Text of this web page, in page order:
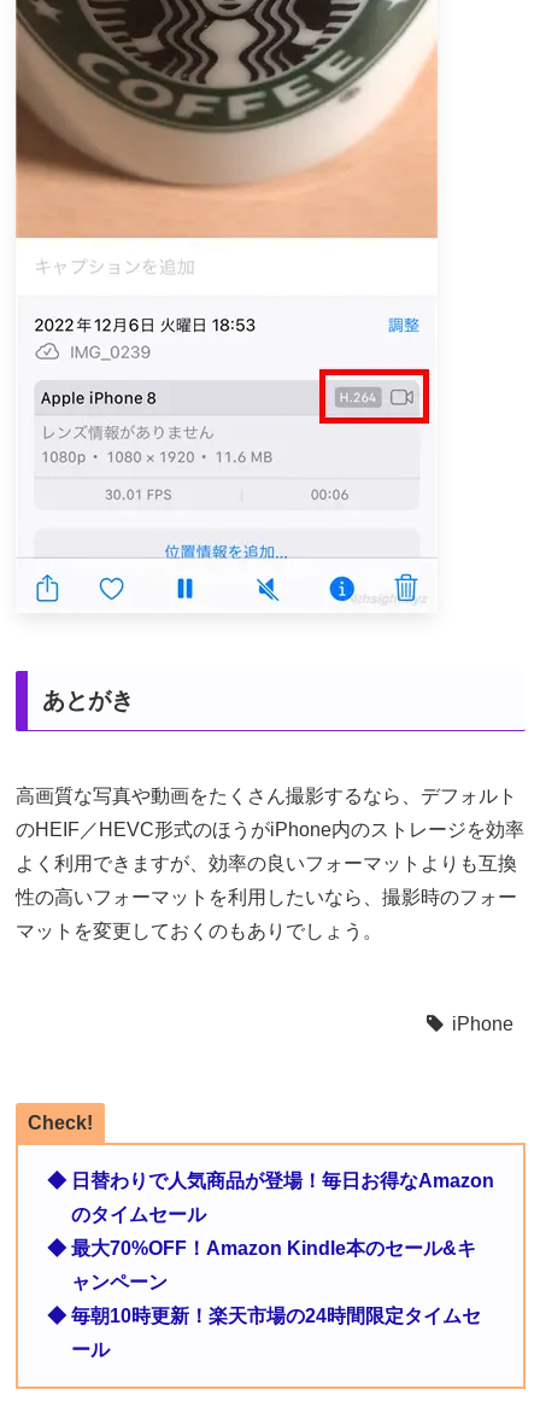
あとがき
高画質な写真や動画をたくさん撮影するなら、デフォルト
のHEIF／HEVC形式のほうがiPhone内のストレージを効率
よく利用できますが、効率の良いフォーマットよりも互換
性の高いフォーマットを利用したいなら、撮影時のフォー
マットを変更しておくのもありでしょう。
iPhone
Check!
◆ 日替わりで人気商品が登場！毎日お得なAmazon
のタイムセール
◆ 最大70%OFF！Amazon Kindle本のセール&キ
ャンペーン
◆ 毎朝10時更新！楽天市場の24時間限定タイムセ
ール